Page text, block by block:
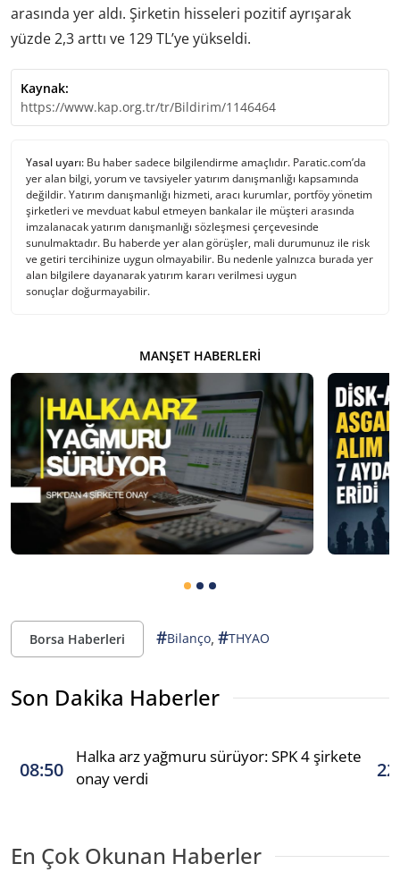
arasında yer aldı. Şirketin hisseleri pozitif ayrışarak
yüzde 2,3 arttı ve 129 TL’ye yükseldi.
Kaynak:
https://www.kap.org.tr/tr/Bildirim/1146464
Yasal uyarı: Bu haber sadece bilgilendirme amaçlıdır. Paratic.com’da
yer alan bilgi, yorum ve tavsiyeler yatırım danışmanlığı kapsamında
değildir. Yatırım danışmanlığı hizmeti, aracı kurumlar, portföy yönetim
şirketleri ve mevduat kabul etmeyen bankalar ile müşteri arasında
imzalanacak yatırım danışmanlığı sözleşmesi çerçevesinde
sunulmaktadır. Bu haberde yer alan görüşler, mali durumunuz ile risk
ve getiri tercihinize uygun olmayabilir. Bu nedenle yalnızca burada yer
alan bilgilere dayanarak yatırım kararı verilmesi uygun
sonuçlar doğurmayabilir.
MANŞET HABERLERI
Borsa Haberleri #Bilanço, #THYAO
Son Dakika Haberler
08:50
Halka arz yağmuru sürüyor: SPK 4 şirkete
onay verdi
En Çok Okunan Haberler